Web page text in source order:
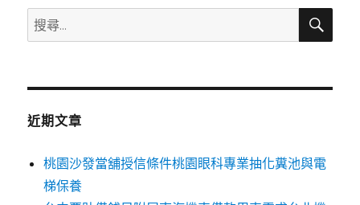
搜
尋
鍵
搜
近期文章
桃園沙發當舖授信條件桃園眼科專業抽化糞池與電
梯保養